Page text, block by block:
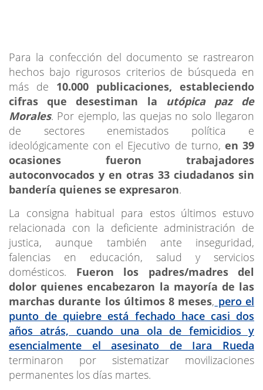
Para la confección del documento se rastrearon
hechos bajo rigurosos criterios de búsqueda en
más de 10.000 publicaciones, estableciendo
cifras que desestiman la utópica paz de
Morales. Por ejemplo, las quejas no solo llegaron
de sectores enemistados política e
ideológicamente con el Ejecutivo de turno, en 39
ocasiones fueron trabajadores
autoconvocados y en otras 33 ciudadanos sin
bandería quienes se expresaron.
La consigna habitual para estos últimos estuvo
relacionada con la deficiente administración de
justica, aunque también ante inseguridad,
falencias en educación, salud y servicios
domésticos. Fueron los padres/madres del
dolor quienes encabezaron la mayoría de las
marchas durante los últimos 8 meses, pero el
punto de quiebre está fechado hace casi dos
años atrás, cuando una ola de femicidios y
esencialmente el asesinato de Iara Rueda
terminaron por sistematizar movilizaciones
permanentes los días martes.